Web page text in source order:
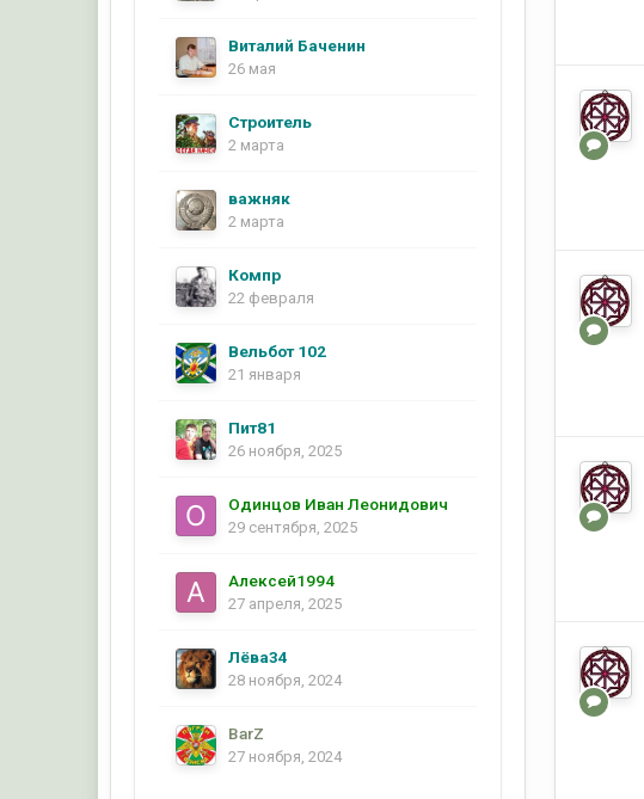
Виталий Баченин
26 мая
Строитель
2 марта
важняк
2 марта
Компр
22 февраля
Вельбот 102
21 января
Пит81
26 ноября, 2025
Одинцов Иван Леонидович
29 сентября, 2025
Алексей1994
27 апреля, 2025
Лёва34
28 ноября, 2024
BarZ
27 ноября, 2024